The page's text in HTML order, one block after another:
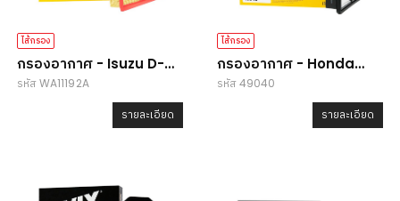
ไส้กรอง
กรองอากาศ - Isuzu D-
Max
รหัส WA11192A
รายละเอียด
ไส้กรอง
กรองอากาศ - Honda
Accord G8
รหัส 49040
รายละเอียด